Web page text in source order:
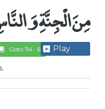
مِنَ الْجِنَّةِ وَ
Goto 114 : 6 Play